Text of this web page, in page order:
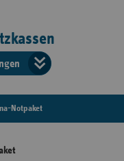
der
Notpaket